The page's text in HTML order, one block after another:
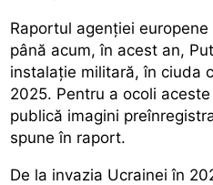
Raportul agenției
până acum, în acest an,
instalație militară, în ciuda
2025. Pentru a ocoli
publică imagini
spune în raport.
De la invazia Ucrainei în